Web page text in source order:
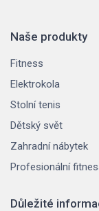
Naše produkty
Fitness
Elektrokola
Stolní tenis
Dětský svět
Zahradní nábytek
Profesionální
Důležité